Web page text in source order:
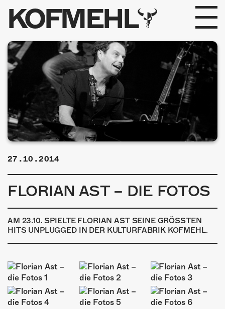
KOFMEHL
PROGRAMM
FABRIKGEFLÜSTER
GALERIE
FOTOGALERIE
INFOS
ÜBER UNS
SHOP
MITMACHEN
27.10.2014
FLORIAN AST – DIE FOTOS
AM 23.10. SPIELTE FLORIAN AST SEINE GRÖSSTEN
HITS UNPLUGGED IN DER KULTURFABRIK KOFMEHL.